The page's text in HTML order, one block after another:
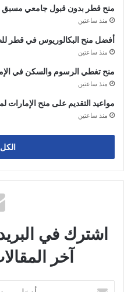
منح قطر بدون قبول جامعي مسبق
منذ ساعتين
أفضل منح البكالوريوس في قطر
منذ ساعتين
منح تغطي الرسوم والسكن في
منذ ساعتين
مواعيد التقديم على منح الإمارات
منذ ساعتين
الكل
اشترك في
آخر